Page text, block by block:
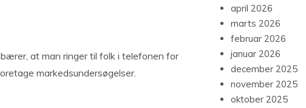
at man ringer til folk i telefonen for
markedsundersøgelser.
april 2026
marts 2026
februar 2026
januar 2026
december 2025
november 2025
oktober 2025